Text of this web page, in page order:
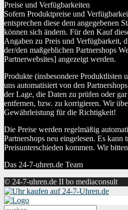
Preise und Verfügbarkeiten
Sofern Produktpreise und
entsprechen diese dem angegebenen
können sich ändern. Für den Kauf
Angaben zu Preis und Verfügbarkeit,
der/den maßgeblichen Partnershops
Partnerwebsites] angezeigt werden.
Produkte (insbesondere Produktlisten
uns automatisiert von den
der Lage, die Daten zu prüfen oder
entfernen, bzw. zu korrigieren. Wir
Gewährleistung für die Richtigkeit!
Die Preise werden regelmäßig
Partnershops neu eingelesen. Es kann
Preisunterschieden kommen. Wir
Das 24-7-uhren.de Team
© 24-7-uhren.de II bo mediaconsult